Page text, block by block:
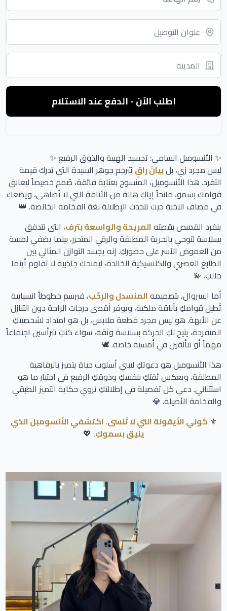
اطلب الآن - الدفع عند الاستلام
✨ الأنسومبل السامي: تجسيد الهيبة والذوق الرفيع ✨
ليس مجرد زي، بلبيانٌ راقٍ يُترجم جوهر السيدة التي تدرك قيمة
التفرد. هذا الأنسومبل، المنسوج بعناية فائقة، صُمم خصيصاً ليعانق
قوامكِ بسمو، مانحاً إياكِ هالة من الأناقة التي لا تُضاهى، ويضعكِ
في مصاف النخبة حيث تتحدث الإطلالة لغة الفخامة الخالصة. 👑
ينفرد القميص بقصتهالمريحة والواسعة بترف، التي تتدفق
بسلاسة لتوحي بالحرية المطلقة والرقي المتحرر، بينما يضفي لمسة
من الغموض الآسر على حضوركِ. إنه يجسد التوازن المثالي بين
الطابع العصري والكلاسيكية الخالدة، ليمنحكِ جاذبية لا تقاوم أينما
حللتِ. 💫
أما السروال، بتصميمهالمنسدل والرحّب، فيرسم خطوطاً انسيابية
تُطيل قوامكِ بأناقة ملكية، ويوفر أقصى درجات الراحة دون التنازل
عن الأبهة. هو ليس مجرد قطعة ملابس، بل هو امتداد لشخصيتكِ
المتفردة، يتيح لكِ الحركة بسلاسة وثقة، سواء كنتِ تترأسين اجتماعاً
مهماً أو تتألقين في أمسية خاصة. 🕊️
هذا الأنسومبل هو دعوتكِ لتبني أسلوب حياة يتميز بالرفاهية
المطلقة، ويعكس ثقتكِ بنفسكِ وذوقكِ الرفيع في اختيار ما هو
استثنائي. دعي كل تفصيلة في إطلالتكِ تروي حكاية التميز الطبقي
والفخامة الأصيلة. 💎
⚜️كوني الأيقونة التي لا تُنسى. اكتشفي الأنسومبل الذي
يليق بسموكِ. 💖